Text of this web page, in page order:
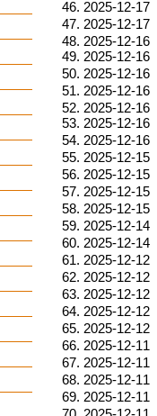
2025-12-17
2025-12-17
2025-12-16
2025-12-16
2025-12-16
2025-12-16
2025-12-16
2025-12-16
2025-12-16
2025-12-15
2025-12-15
2025-12-15
2025-12-15
2025-12-14
2025-12-14
2025-12-12
2025-12-12
2025-12-12
2025-12-12
2025-12-12
2025-12-11
2025-12-11
2025-12-11
2025-12-11